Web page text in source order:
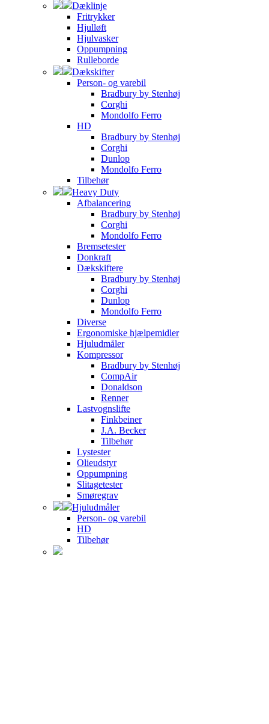
Dæklinje
Fritrykker
Hjulløft
Hjulvasker
Oppumpning
Rulleborde
Dækskifter
Person- og varebil
Bradbury by Stenhøj
Corghi
Mondolfo Ferro
HD
Bradbury by Stenhøj
Corghi
Dunlop
Mondolfo Ferro
Tilbehør
Heavy Duty
Afbalancering
Bradbury by Stenhøj
Corghi
Mondolfo Ferro
Bremsetester
Donkraft
Dækskiftere
Bradbury by Stenhøj
Corghi
Dunlop
Mondolfo Ferro
Diverse
Ergonomiske hjælpemidler
Hjuludmåler
Kompressor
Bradbury by Stenhøj
CompAir
Donaldson
Renner
Lastvognslifte
Finkbeiner
J.A. Becker
Tilbehør
Lystester
Olieudstyr
Oppumpning
Slitagetester
Smøregrav
Hjuludmåler
Person- og varebil
HD
Tilbehør